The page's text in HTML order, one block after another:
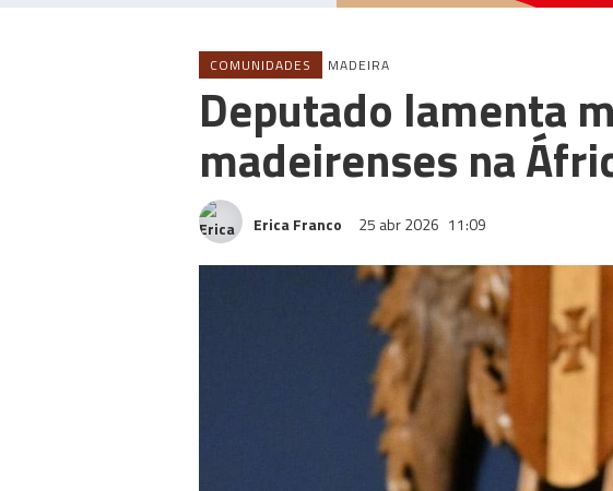
COMUNIDADES MADEIRA
Deputado lamenta
madeirenses na
Erica Franco 25 abr 2026 11:09